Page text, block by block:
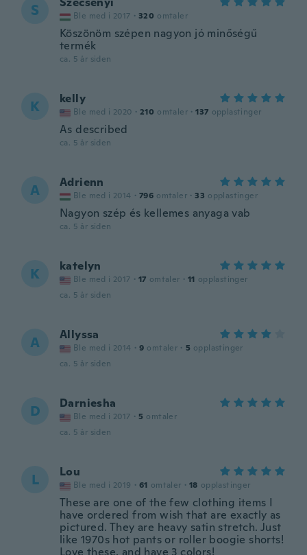
S Ble med i 2017 · 320 omtaler
Köszönöm szépen nagyon jó minőségű
termék
ca. 5 år siden
K kelly
Ble med i 2020 · 210 omtaler · 137 opplastinger
As described
ca. 5 år siden
A Adrienn
Ble med i 2014 · 796 omtaler · 33 opplastinger
Nagyon szép és kellemes anyaga vab
ca. 5 år siden
K katelyn
Ble med i 2017 · 17 omtaler · 11 opplastinger
ca. 5 år siden
A Allyssa
Ble med i 2014 · 9 omtaler · 5 opplastinger
ca. 5 år siden
D Darniesha
Ble med i 2017 · 5 omtaler
ca. 5 år siden
L Lou
Ble med i 2019 · 61 omtaler · 18 opplastinger
These are one of the few clothing items I
have ordered from wish that are exactly as
pictured. They are heavy satin stretch. Just
like 1970s hot pants or roller boogie shorts!
Love these, and have 3 colors!